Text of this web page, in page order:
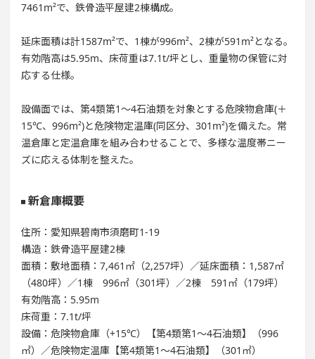
7461m²で、鉄骨造平屋建2棟構成。
延床面積は計1587m²で、1棟が996m²、2棟が591m²となる。
有効階高は5.95m、床荷重は7.1t/坪とし、重量物の保管に対
応する仕様。
設備面では、第4類第1～4石油類を対象とする危険物倉庫(＋
15℃、996m²)と危険物定温庫(同区分、301m²)を備えた。常
温倉庫と定温倉庫を組み合わせることで、多様な温度帯ニー
ズに応える体制を整えた。
新倉庫概要
住所：愛知県碧南市須磨町1-19
構造：鉄骨造平屋建2棟
面積：敷地面積：7,461㎡（2,257坪）／延床面積：1,587㎡
（480坪）／1棟 996㎡（301坪）／2棟 591㎡（179坪）
有効階高：5.95m
床荷重：7.1t/坪
設備：危険物倉庫（+15℃）【第4類第1～4石油類】（996
㎡）／危険物定温庫【第4類第1～4石油類】（301㎡）